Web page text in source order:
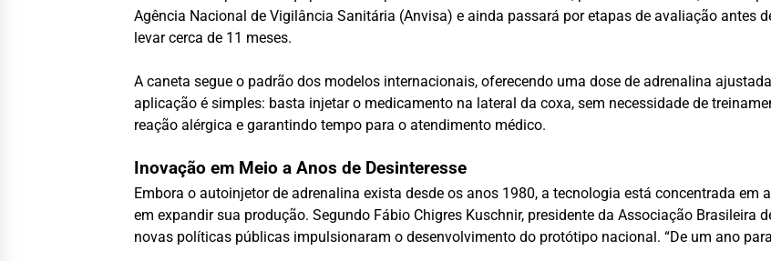
Agência Nacional de Vigilância Sanitária (Anvisa) e ainda passará por etapas de avaliação antes
levar cerca de 11 meses.
A caneta segue o padrão dos modelos internacionais, oferecendo uma dose de adrenalina
aplicação é simples: basta injetar o medicamento na lateral da coxa, sem necessidade de
reação alérgica e garantindo tempo para o atendimento médico.
Inovação em Meio a Anos de Desinteresse
Embora o autoinjetor de adrenalina exista desde os anos 1980, a tecnologia está concentrada
em expandir sua produção. Segundo Fábio Chigres Kuschnir, presidente da Associação
novas políticas públicas impulsionaram o desenvolvimento do protótipo nacional. “De um ano